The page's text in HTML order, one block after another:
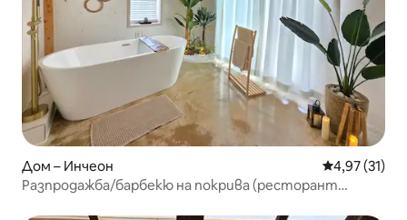
Дом – Инчеон Средна
4,97 (31)
Разпродажба/барбекю на покрива (ресторант